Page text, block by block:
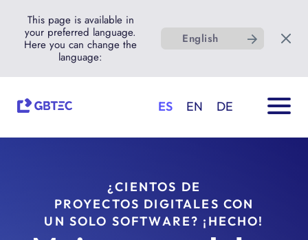
This page is available in
your preferred language.
Here you can change the
language:
English
ES EN DE
¿CIENTOS DE
PROYECTOS DIGITALES CON
UN SOLO SOFTWARE? ¡HECHO!